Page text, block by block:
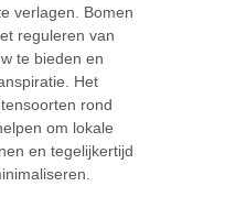
verlagen. Bomen
reguleren van
te bieden en
Het
rond
om lokale
en tegelijkertijd